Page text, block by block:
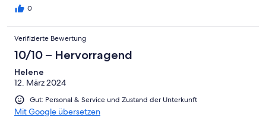
0
Verifizierte Bewertung
10/10 – Hervorragend
Helene
12. März 2024
Gut: Personal & Service und Zustand der Unterkunft
Mit Google übersetzen